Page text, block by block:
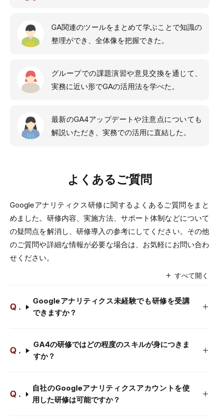
GA関連のツールをまとめて学ぶことで知識の
整理ができ、全体像を把握できた。
グループでの課題演習や意見交換を通じて、
実務に近い形でGAの活用法を学べた。
最新のGA4アップデートや注意点についても
解説いただき、実務での活用に直結した。
よくあるご質問
Googleアナリティクス研修に関するよくあるご質問をまと
めました。研修内容、実施方法、サポート体制などについて
の疑問点を解消し、研修導入の参考にしてください。その他
のご質問や詳細な情報が必要な場合は、お気軽にお問い合わ
せください。
すべて開く
Googleアナリティクス未経験でも研修を受講
できますか？
GA4の研修ではどの程度のスキルが身につきま
すか？
自社のGoogleアナリティクスアカウントを使
用した研修は可能ですか？